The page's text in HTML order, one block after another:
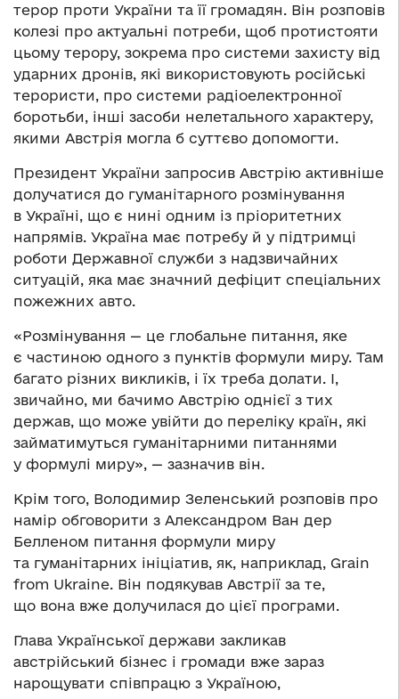
терор проти України та її громадян. Він розповів
колезі про актуальні потреби, щоб протистояти
цьому терору, зокрема про системи захисту від
ударних дронів, які використовують російські
терористи, про системи радіоелектронної
боротьби, інші засоби нелетального характеру,
якими Австрія могла б суттєво допомогти.
Президент України запросив Австрію активніше
долучатися до гуманітарного розмінування
в Україні, що є нині одним із пріоритетних
напрямів. Україна має потребу й у підтримці
роботи Державної служби з надзвичайних
ситуацій, яка має значний дефіцит спеціальних
пожежних авто.
«Розмінування — це глобальне питання, яке
є частиною одного з пунктів формули миру. Там
багато різних викликів, і їх треба долати. І,
звичайно, ми бачимо Австрію однієї з тих
держав, що може увійти до переліку країн, які
займатимуться гуманітарними питаннями
у формулі миру», — зазначив він.
Крім того, Володимир Зеленський розповів про
намір обговорити з Александром Ван дер
Белленом питання формули миру
та гуманітарних ініціатив, як, наприклад, Grain
from Ukraine. Він подякував Австрії за те,
що вона вже долучилася до цієї програми.
Глава Української держави закликав
австрійський бізнес і громади вже зараз
нарощувати співпрацю з Україною,